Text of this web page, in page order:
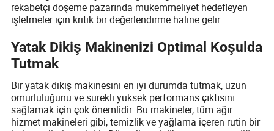
rekabetçi döşeme pazarında mükemmeliyet hedefleyen
işletmeler için kritik bir değerlendirme haline gelir.
Yatak Dikiş Makinenizi Optimal Koşulda
Tutmak
Bir yatak dikiş makinesini en iyi durumda tutmak, uzun
ömürlülüğünü ve sürekli yüksek performans çıktısını
sağlamak için çok önemlidir. Bu makineler, tüm ağır
hizmet makineleri gibi, temizlik ve yağlama içeren rutin bir